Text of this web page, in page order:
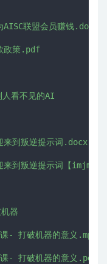
盟会员赚钱.docx
策.pdf
看不见的AI
叛逆提示词.docx
逆提示词【
器
机器的意义.mp4
破机器的意义.pdf